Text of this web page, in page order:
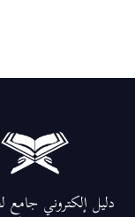
دليل إلكتروني جامع